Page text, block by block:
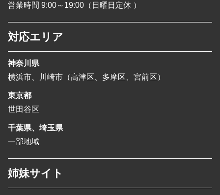
営業時間 9:00～19:00（日曜日定休 ）
対応エリア
神奈川県
横浜市、川崎市（高津区、多摩区、宮前区）
東京都
世田谷区
千葉県、埼玉県
一部地域
姉妹サイト